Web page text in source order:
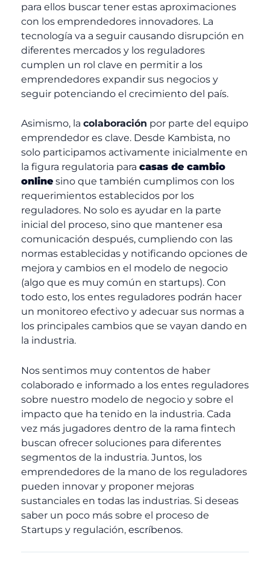
para ellos buscar tener estas aproximaciones
con los emprendedores innovadores. La
tecnología va a seguir causando disrupción en
diferentes mercados y los reguladores
cumplen un rol clave en permitir a los
emprendedores expandir sus negocios y
seguir potenciando el crecimiento del país.
Asimismo, la colaboración por parte del equipo
emprendedor es clave. Desde Kambista, no
solo participamos activamente inicialmente en
la figura regulatoria para casas de cambio
online sino que también cumplimos con los
requerimientos establecidos por los
reguladores. No solo es ayudar en la parte
inicial del proceso, sino que mantener esa
comunicación después, cumpliendo con las
normas establecidas y notificando opciones de
mejora y cambios en el modelo de negocio
(algo que es muy común en startups). Con
todo esto, los entes reguladores podrán hacer
un monitoreo efectivo y adecuar sus normas a
los principales cambios que se vayan dando en
la industria.
Nos sentimos muy contentos de haber
colaborado e informado a los entes reguladores
sobre nuestro modelo de negocio y sobre el
impacto que ha tenido en la industria. Cada
vez más jugadores dentro de la rama fintech
buscan ofrecer soluciones para diferentes
segmentos de la industria. Juntos, los
emprendedores de la mano de los reguladores
pueden innovar y proponer mejoras
sustanciales en todas las industrias. Si deseas
saber un poco más sobre el proceso de
Startups y regulación, escríbenos.